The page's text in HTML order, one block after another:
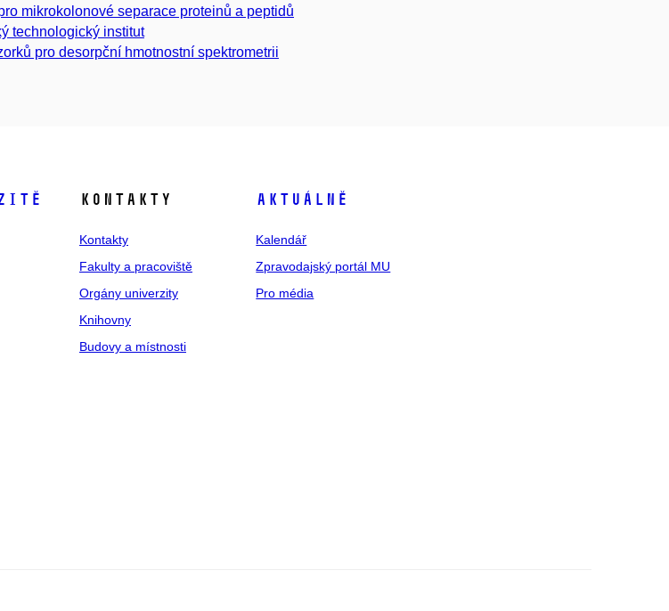
mikrokolonové separace proteinů a peptidů
technologický institut
pro desorpční hmotnostní spektrometrii
Kontakty
Kontakty
Fakulty a pracoviště
Orgány univerzity
Knihovny
Budovy a místnosti
Aktuálně
Kalendář
Zpravodajský portál MU
Pro média